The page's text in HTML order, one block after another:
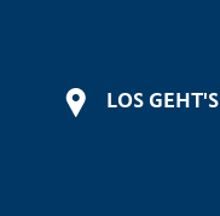
LOS GEHT'S